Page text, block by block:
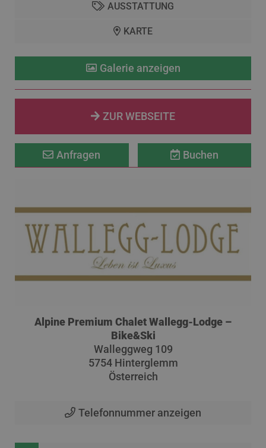
AUSSTATTUNG
KARTE
Galerie anzeigen
ZUR WEBSEITE
Anfragen Buchen
Alpine Premium Chalet Wallegg-Lodge –
Bike&Ski
Walleggweg 109
5754 Hinterglemm
Österreich
Telefonnummer anzeigen